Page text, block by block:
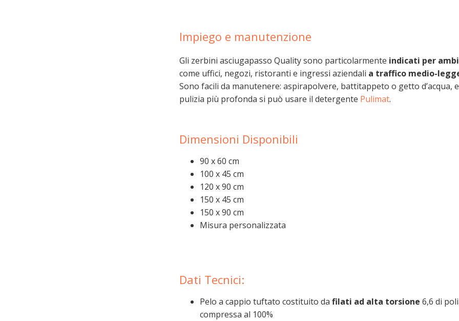
Impiego e manutenzione
Gli zerbini asciugapasso Quality sono particolarmente indicati per
come uffici, negozi, ristoranti e ingressi aziendali a traffico medio-
Sono facili da manutenere: aspirapolvere, battitappeto o getto d’acqua,
pulizia più profonda si può usare il detergente Pulimat.
Dimensioni Disponibili
90 x 60 cm
100 x 45 cm
120 x 90 cm
150 x 45 cm
150 x 90 cm
Misura personalizzata
Dati Tecnici:
Pelo a cappio tuftato costituito da filati ad alta torsione 6,6 di
compressa al 100%